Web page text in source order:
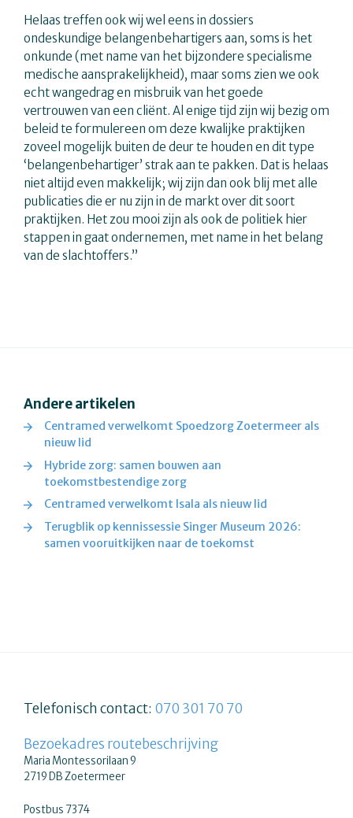
Helaas treffen ook wij wel eens in dossiers
ondeskundige belangenbehartigers aan, soms is het
onkunde (met name van het bijzondere specialisme
medische aansprakelijkheid), maar soms zien we ook
echt wangedrag en misbruik van het goede
vertrouwen van een cliënt. Al enige tijd zijn wij bezig om
beleid te formulereen om deze kwalijke praktijken
zoveel mogelijk buiten de deur te houden en dit type
‘belangenbehartiger’ strak aan te pakken. Dat is helaas
niet altijd even makkelijk; wij zijn dan ook blij met alle
publicaties die er nu zijn in de markt over dit soort
praktijken. Het zou mooi zijn als ook de politiek hier
stappen in gaat ondernemen, met name in het belang
van de slachtoffers.”
Andere artikelen
Centramed verwelkomt Spoedzorg Zoetermeer als
nieuw lid
Hybride zorg: samen bouwen aan
toekomstbestendige zorg
Centramed verwelkomt Isala als nieuw lid
Terugblik op kennissessie Singer Museum 2026:
samen vooruitkijken naar de toekomst
Telefonisch contact: 070 301 70 70
Bezoekadres routebeschrijving
Maria Montessorilaan 9
2719 DB Zoetermeer
Postbus 7374